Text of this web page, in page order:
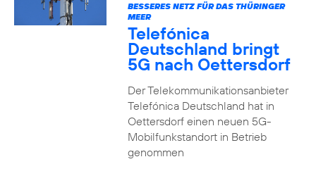
BESSERES NETZ FÜR DAS THÜRINGER
MEER
Telefónica
Deutschland bringt
5G nach Oettersdorf
Der Telekommunikationsanbieter
Telefónica Deutschland hat in
Oettersdorf einen neuen 5G-
Mobilfunkstandort in Betrieb
genommen